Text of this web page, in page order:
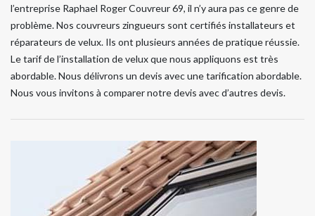
l’entreprise Raphael Roger Couvreur 69, il n’y aura pas ce genre de
problème. Nos couvreurs zingueurs sont certifiés installateurs et
réparateurs de velux. Ils ont plusieurs années de pratique réussie.
Le tarif de l’installation de velux que nous appliquons est très
abordable. Nous délivrons un devis avec une tarification abordable.
Nous vous invitons à comparer notre devis avec d’autres devis.